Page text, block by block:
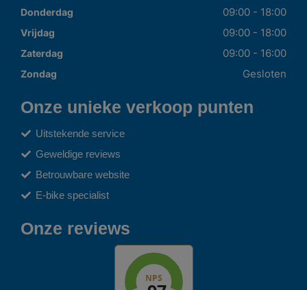
Donderdag 09:00 - 18:00
Vrijdag 09:00 - 18:00
Zaterdag 09:00 - 16:00
Zondag Gesloten
Onze unieke verkoop punten
Uitstekende service
Geweldige reviews
Betrouwbare website
E-bike specialist
Onze reviews